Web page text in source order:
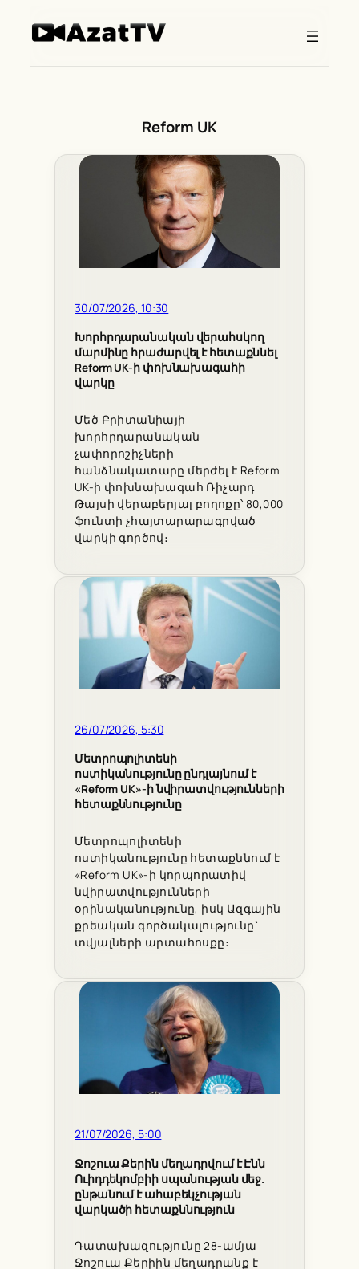
Reform UK
30/07/2026, 10:30
Խորհրդարանական վերահսկող
մարմինը հրաժարվել է հետաքննել
Reform UK-ի փոխնախագահի
վարկը
Մեծ Բրիտանիայի
խորհրդարանական
չափորոշիչների
հանձնակատարը մերժել է Reform
UK-ի փոխնախագահ Ռիչարդ
Թայսի վերաբերյալ բողոքը՝ 80,000
ֆունտի չհայտարարագրված
վարկի գործով։
26/07/2026, 5:30
Մետրոպոլիտենի
ոստիկանությունը ընդլայնում է
«Reform UK»-ի նվիրատվությունների
հետաքննությունը
Մետրոպոլիտենի
ոստիկանությունը հետաքննում է
«Reform UK»-ի կորպորատիվ
նվիրատվությունների
օրինականությունը, իսկ Ազգային
քրեական գործակալությունը՝
տվյալների արտահոսքը։
21/07/2026, 5:00
Ջոշուա Քերին մեղադրվում է Էնն
Ուիդդեկոմբիի սպանության մեջ.
ընթանում է ահաբեկչության
վարկածի հետաքննություն
Դատախազությունը 28-ամյա
Ջոշուա Քերիին մեղադրանք է